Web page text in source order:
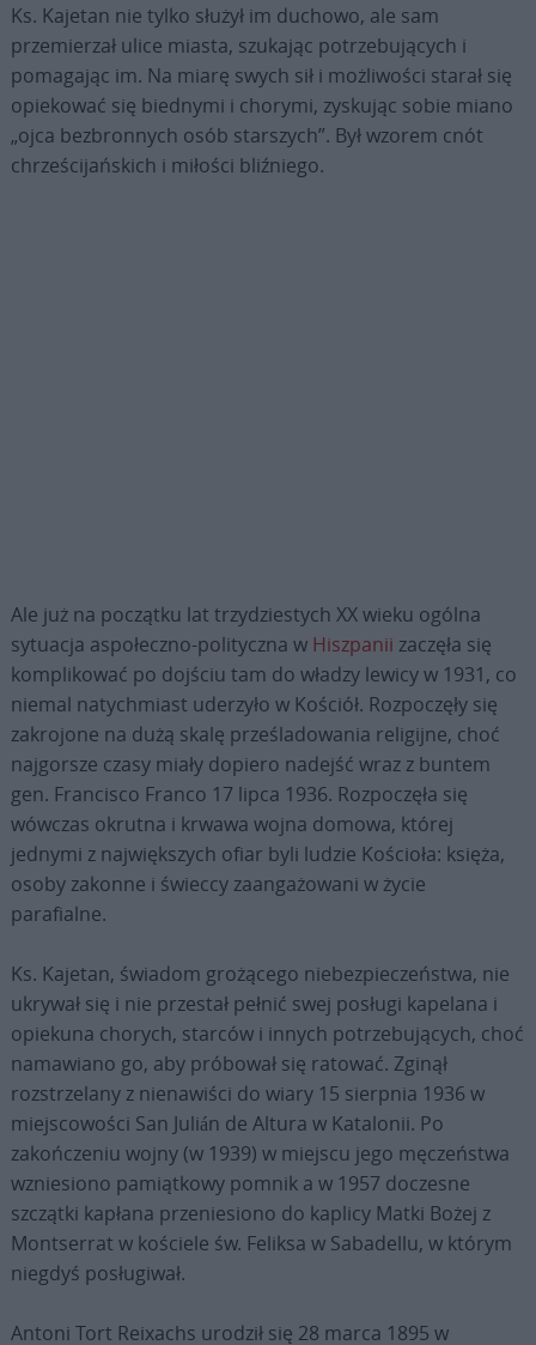
Ks. Kajetan nie tylko służył im duchowo, ale sam
przemierzał ulice miasta, szukając potrzebujących i
pomagając im. Na miarę swych sił i możliwości starał się
opiekować się biednymi i chorymi, zyskując sobie miano
„ojca bezbronnych osób starszych”. Był wzorem cnót
chrześcijańskich i miłości bliźniego.
Ale już na początku lat trzydziestych XX wieku ogólna
sytuacja aspołeczno-polityczna w Hiszpanii zaczęła się
komplikować po dojściu tam do władzy lewicy w 1931, co
niemal natychmiast uderzyło w Kościół. Rozpoczęły się
zakrojone na dużą skalę prześladowania religijne, choć
najgorsze czasy miały dopiero nadejść wraz z buntem
gen. Francisco Franco 17 lipca 1936. Rozpoczęła się
wówczas okrutna i krwawa wojna domowa, której
jednymi z największych ofiar byli ludzie Kościoła: księża,
osoby zakonne i świeccy zaangażowani w życie
parafialne.
Ks. Kajetan, świadom grożącego niebezpieczeństwa, nie
ukrywał się i nie przestał pełnić swej posługi kapelana i
opiekuna chorych, starców i innych potrzebujących, choć
namawiano go, aby próbował się ratować. Zginął
rozstrzelany z nienawiści do wiary 15 sierpnia 1936 w
miejscowości San Julián de Altura w Katalonii. Po
zakończeniu wojny (w 1939) w miejscu jego męczeństwa
wzniesiono pamiątkowy pomnik a w 1957 doczesne
szczątki kapłana przeniesiono do kaplicy Matki Bożej z
Montserrat w kościele św. Feliksa w Sabadellu, w którym
niegdyś posługiwał.
Antoni Tort Reixachs urodził się 28 marca 1895 w